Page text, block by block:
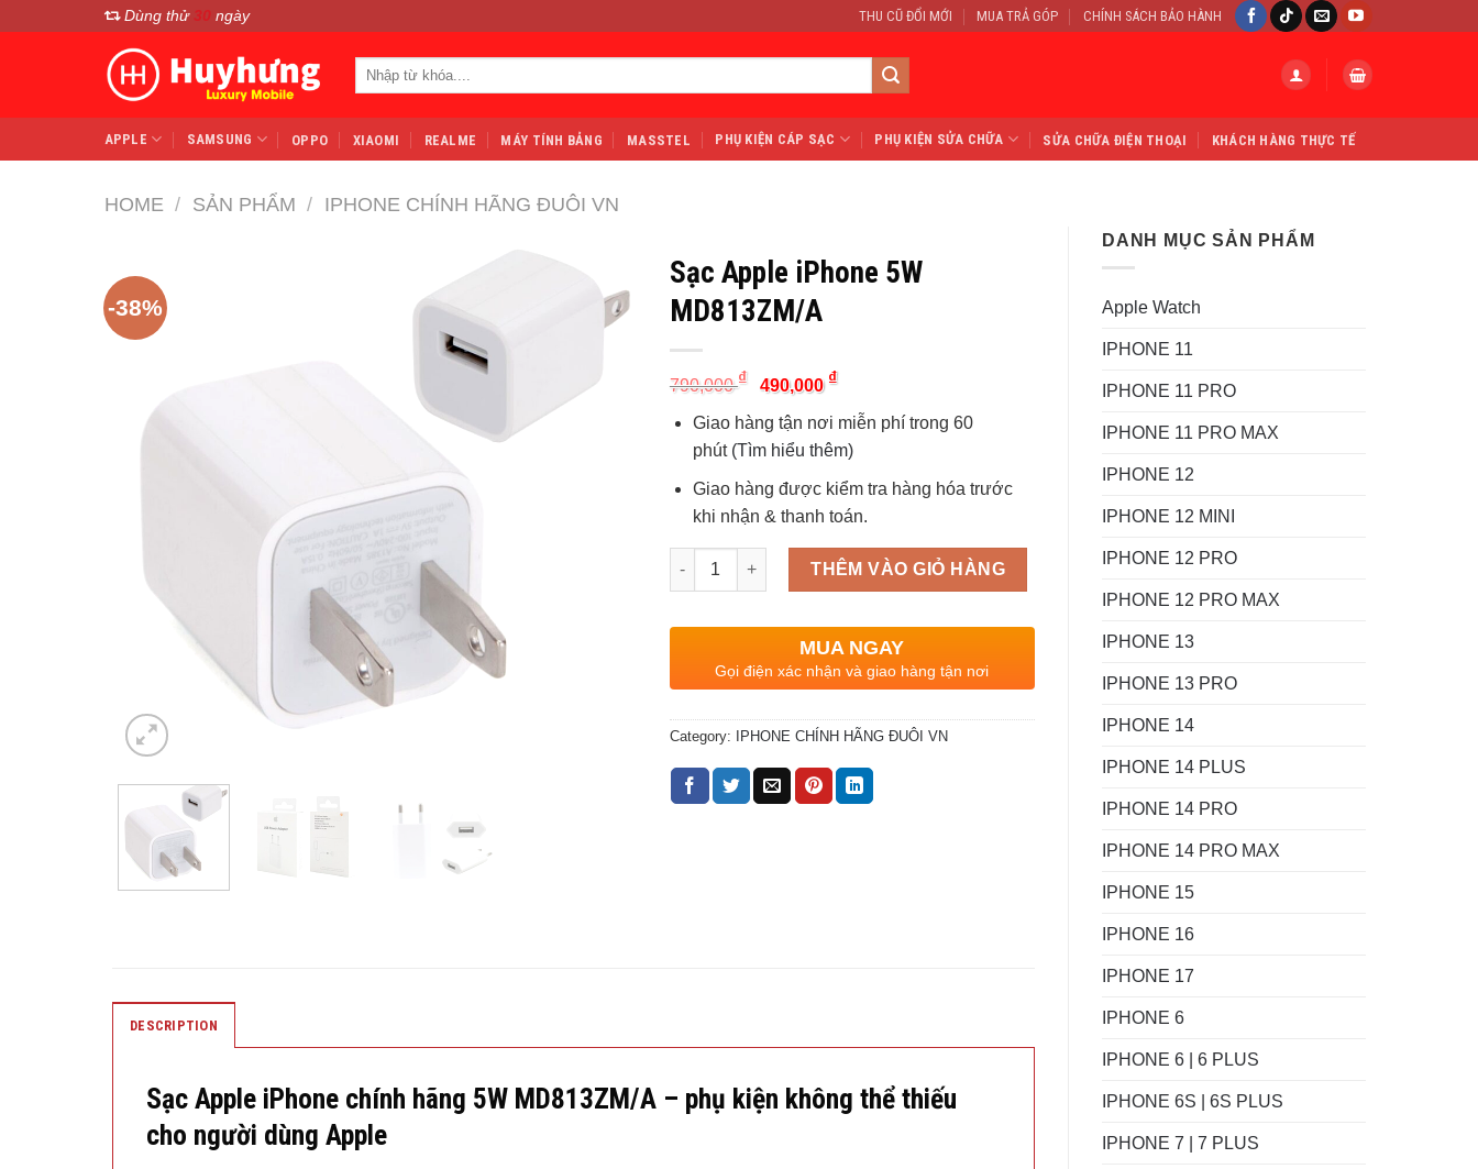
Dùng thử 30 ngày THU CŨ ĐỔI MỚI MUA TRẢ GÓP CHÍNH SÁCH BẢO HÀNH
APPLE SAMSUNG OPPO XIAOMI REALME MÁY TÍNH BẢNG MASSTEL PHỤ KIỆN CÁP SẠC PHỤ KIỆN SỬA CHỮA SỬA CHỮA ĐIỆN THOẠI KHÁCH HÀNG THỰC TẾ
HOME / SẢN PHẨM / IPHONE CHÍNH HÃNG ĐUÔI VN
DANH MỤC SẢN PHẨM
Apple Watch
IPHONE 11
IPHONE 11 PRO
IPHONE 11 PRO MAX
IPHONE 12
IPHONE 12 MINI
IPHONE 12 PRO
IPHONE 12 PRO MAX
IPHONE 13
IPHONE 13 PRO
IPHONE 14
IPHONE 14 PLUS
IPHONE 14 PRO
IPHONE 14 PRO MAX
IPHONE 15
IPHONE 16
IPHONE 17
IPHONE 6
IPHONE 6 | 6 PLUS
IPHONE 6S | 6S PLUS
IPHONE 7 | 7 PLUS
-38%
Sạc Apple iPhone 5W
MD813ZM/A
790,000₫
Original
price
was:
790,000 ₫.
490,000 ₫Current
is:
490,000 ₫.
Giao hàng tận nơi miễn phí trong 60
phút (Tìm hiểu thêm)
Giao hàng được kiểm tra hàng hóa trước
khi nhận & thanh toán.
Quantity
THÊM VÀO GIỎ HÀNG
MUA NGAY
Gọi điện xác nhận và giao hàng tận nơi
Category: IPHONE CHÍNH HÃNG ĐUÔI VN
DESCRIPTION
Sạc Apple iPhone chính hãng 5W MD813ZM/A – phụ kiện không thể thiếu
cho người dùng Apple